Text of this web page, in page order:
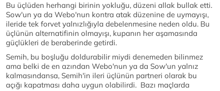
Bu üçlüden herhangi birinin yokluğu, düzeni allak bullak etti.
Sow'un ya da Webo'nun kontra atak düzenine de uymayışı,
ileride tek forvet yalnızlığıyla debelenmesine neden oldu. Bu
üçlünün alternatifinin olmayışı, kupanın her aşamasında
güçlükleri de beraberinde getirdi.
Semih, bu boşluğu doldurabilir miydi denemeden bilinmez
ama belki de en azından Webo'nun ya da Sow'un yalnız
kalmasındansa, Semih'in ileri üçlünün partneri olarak bu
açığı kapatması daha uygun olabilirdi. Bazı maçlarda